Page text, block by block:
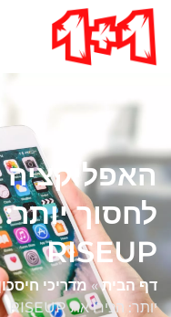
האפליקציה
לחסוך
RISEUP
דף הבית»מדריכי חיסכון
יותר: הכירו את RISEUP